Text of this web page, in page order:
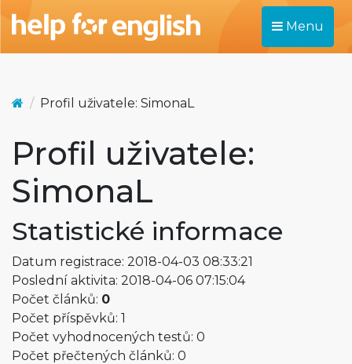
Menu
Profil uživatele: SimonaL
Profil uživatele:
SimonaL
Statistické informace
Datum registrace: 2018-04-03 08:33:21
Poslední aktivita: 2018-04-06 07:15:04
Počet článků: 0
Počet příspěvků: 1
Počet vyhodnocených testů: 0
Počet přečtených článků: 0